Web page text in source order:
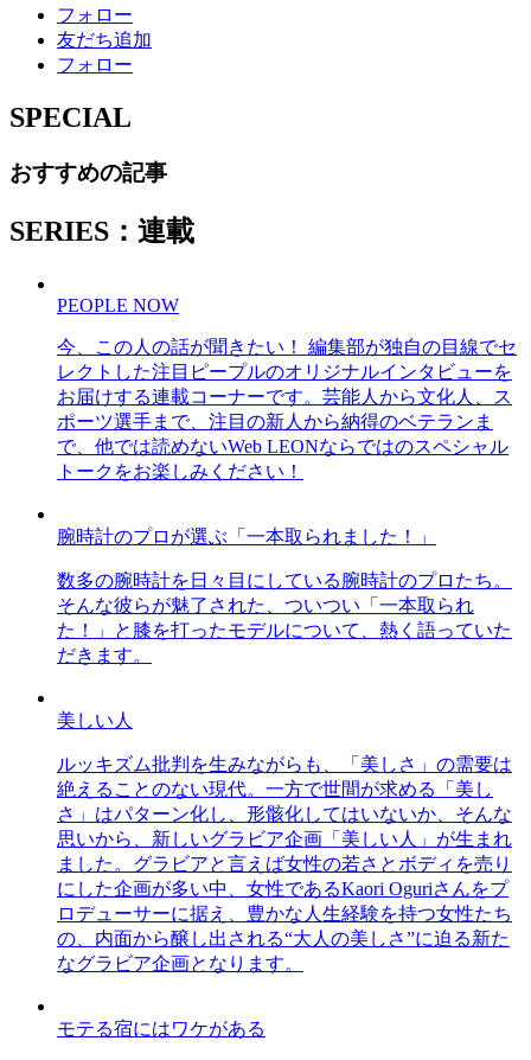
フォロー
友だち追加
フォロー
SPECIAL
おすすめの記事
SERIES：連載
PEOPLE NOW
今、この人の話が聞きたい！ 編集部が独自の目線でセ
レクトした注目ピープルのオリジナルインタビューを
お届けする連載コーナーです。芸能人から文化人、ス
ポーツ選手まで、注目の新人から納得のベテランま
で、他では読めないWeb LEONならではのスペシャル
トークをお楽しみください！
腕時計のプロが選ぶ「一本取られました！」
数多の腕時計を日々目にしている腕時計のプロたち。
そんな彼らが魅了された、ついつい「一本取られ
た！」と膝を打ったモデルについて、熱く語っていた
だきます。
美しい人
ルッキズム批判を生みながらも、「美しさ」の需要は
絶えることのない現代。一方で世間が求める「美し
さ」はパターン化し、形骸化してはいないか、そんな
思いから、新しいグラビア企画「美しい人」が生まれ
ました。グラビアと言えば女性の若さとボディを売り
にした企画が多い中、女性であるKaori Oguriさんをプ
ロデューサーに据え、豊かな人生経験を持つ女性たち
の、内面から醸し出される“大人の美しさ”に迫る新た
なグラビア企画となります。
モテる宿にはワケがある